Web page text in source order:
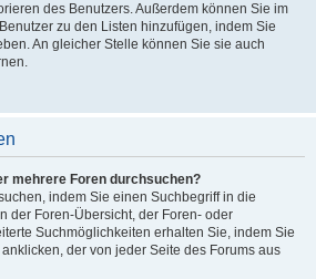
des Benutzers. Außerdem können Sie im
zu den Listen hinzufügen, indem Sie
An gleicher Stelle können Sie sie auch
mehrere Foren durchsuchen?
indem Sie einen Suchbegriff in die
der Foren-Übersicht, der Foren- oder
Suchmöglichkeiten erhalten Sie, indem Sie
der von jeder Seite des Forums aus